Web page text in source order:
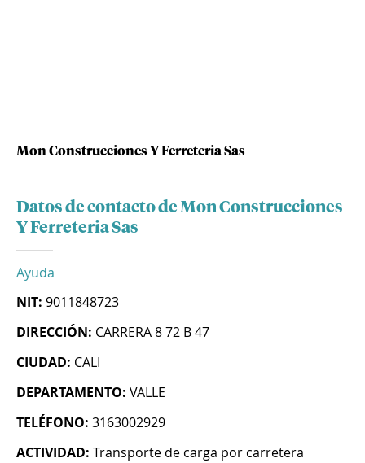
Mon Construcciones Y Ferreteria Sas
Datos de contacto de Mon Construcciones
Y Ferreteria Sas
Ayuda
NIT: 9011848723
DIRECCIÓN: CARRERA 8 72 B 47
CIUDAD: CALI
DEPARTAMENTO: VALLE
TELÉFONO: 3163002929
ACTIVIDAD: Transporte de carga por carretera